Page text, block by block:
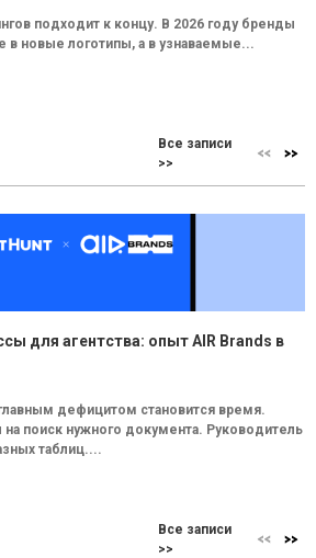
подходит к концу. В 2026 году бренды
в новые логотипы, а в узнаваемые...
Все записи
>>
для агентства: опыт AIR Brands в
главным дефицитом становится время.
поиск нужного документа. Руководитель
таблиц....
Все записи
>>